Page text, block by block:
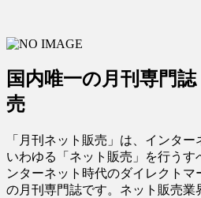
国内唯一の月刊専門
売
「月刊ネット販売」は、インター
いわゆる「ネット販売」を行うす
ンターネット時代のダイレクト
の月刊専門誌です。ネット販売業